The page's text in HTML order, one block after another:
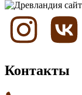
Контакты